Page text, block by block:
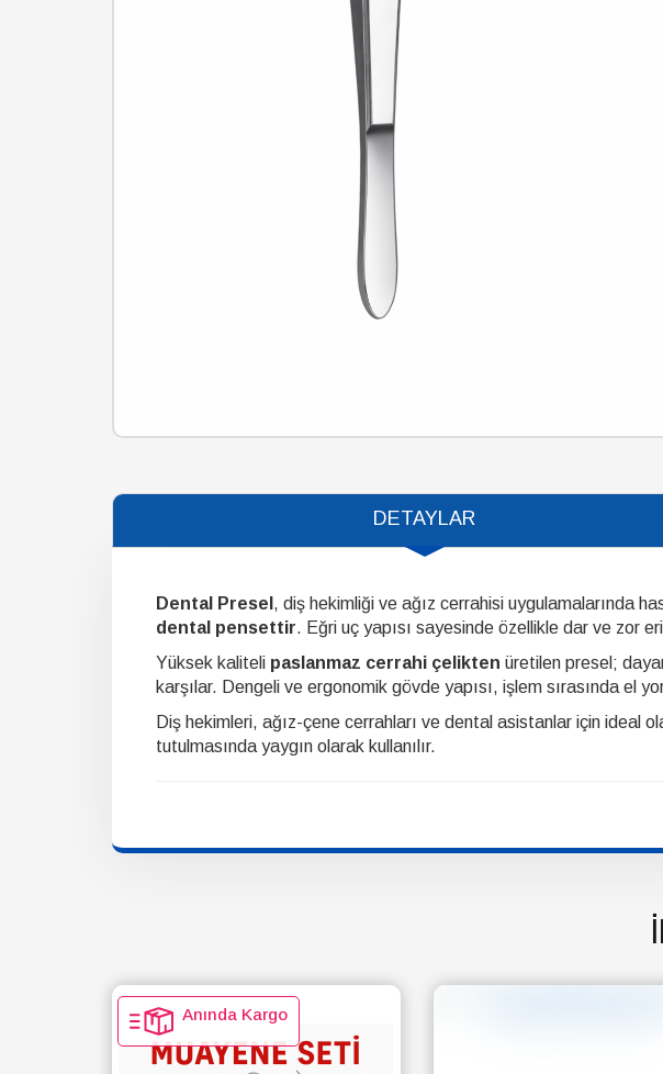
DETAYLAR
Dental Presel , diş hekimliği ve ağız cerrahisi uygulamalarında
dental pensettir. Eğri uç yapısı sayesinde özellikle dar ve zor
Yüksek kaliteli paslanmaz cerrahi çelikten üretilen presel;
karşılar. Dengeli ve ergonomik gövde yapısı, işlem sırasında el
Diş hekimleri, ağız-çene cerrahları ve dental asistanlar için
tutulmasında yaygın olarak kullanılır.
Anında Kargo